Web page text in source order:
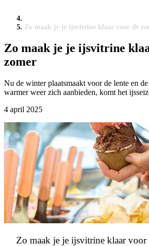
Zo maak je je ijsvitrine klaar voor de
Zo maak je je ijsvitrine
zomer
Nu de winter plaatsmaakt voor de lente en de
warmer weer zich aanbieden, komt het
4 april 2025
Zo maak je je ijsvitrine klaar voor